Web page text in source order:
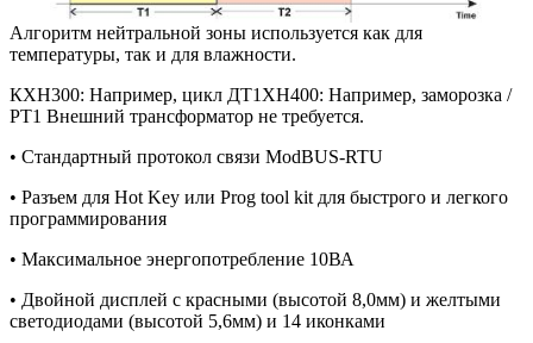
Алгоритм нейтральной зоны используется как для
температуры, так и для влажности.
КXH300: Например, цикл ДT1XH400: Например, заморозка /
РT1 Внешний трансформатор не требуется.
• Стандартный протокол связи ModBUS-RTU
• Разъем для Hot Key или Prog tool kit для быстрого и легкого
программирования
• Максимальное энергопотребление 10ВА
• Двойной дисплей с красными (высотой 8,0мм) и желтыми
светодиодами (высотой 5,6мм) и 14 иконками